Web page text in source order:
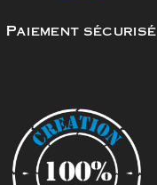
Paiement sécurisé